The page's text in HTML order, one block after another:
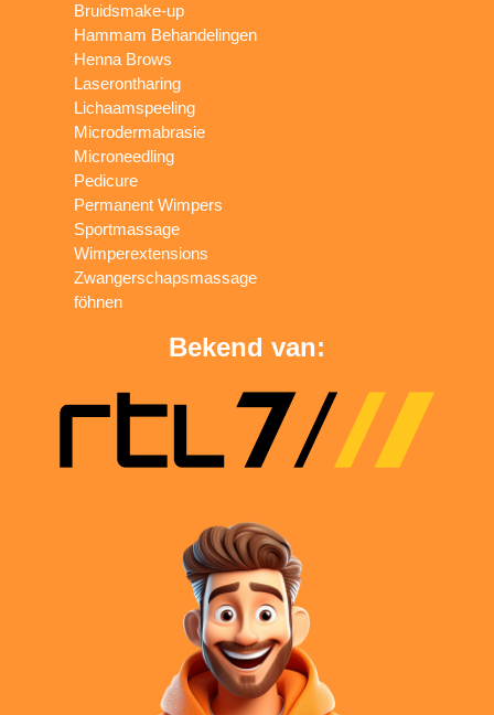
Bruidsmake-up
Hammam Behandelingen
Henna Brows
Laserontharing
Lichaamspeeling
Microdermabrasie
Microneedling
Pedicure
Permanent Wimpers
Sportmassage
Wimperextensions
Zwangerschapsmassage
föhnen
Bekend van: